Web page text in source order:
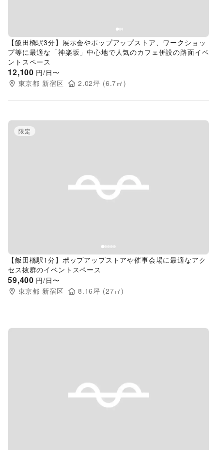
【飯田橋駅3分】展示会やポップアップストア、ワークショッ
プ等に最適な「神楽坂」中心地で人気のカフェ併設の路面イベ
ントスペース
12,100 円/日〜
東京都 新宿区 2.02坪 (6.7㎡)
Previous slide
限定
【飯田橋駅1分】ポップアップストアや催事会場に最適なアク
セス抜群のイベントスペース
59,400 円/日〜
東京都 新宿区 8.16坪 (27㎡)
Previous slide